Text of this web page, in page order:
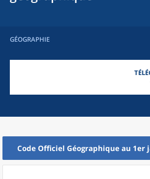
GÉOGRAPHIE
Code Officiel Géographique au 1er